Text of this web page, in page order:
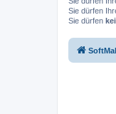
Sie dürfen
Sie dürfen